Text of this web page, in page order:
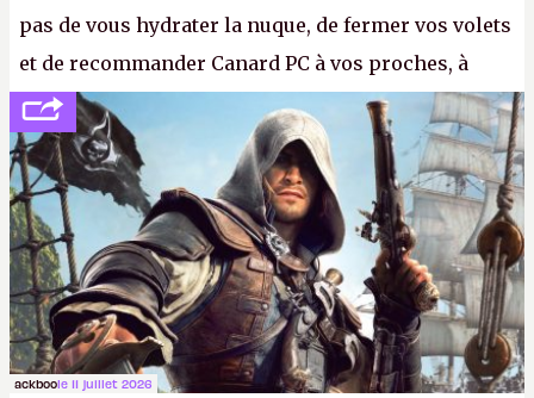
pas de vous hydrater la nuque, de fermer vos volets
et de recommander Canard PC à vos proches, à
votre famille et aux inconnus que vous croisez
dans la rue. Bon été à tous ! –ER.
ackboole 11 juillet 2026